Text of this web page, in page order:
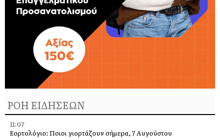
ΡΟΗ ΕΙΔΗΣΕΩΝ
11:07
Εορτολόγιο: Ποιοι γιορτάζουν σήμερα, 7 Αυγούστου